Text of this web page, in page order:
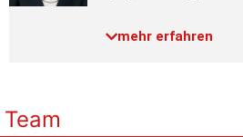
Raum:1.2.028
mehr erfahren
Team